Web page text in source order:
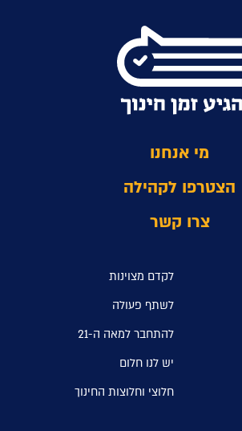
מי אנחנו
הצטרפו לקהילה
צרו קשר
לקדם מצוינות
לשתף פעולה
להתחבר למאה ה-21
יש לנו חלום
חלוצי וחלוצות החינוך